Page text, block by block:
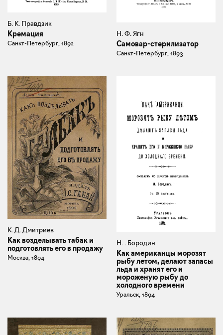
Б. К. Правдзик
Кремация
Санкт-Петербург, 1892
Н. Ф. Ягн
Самовар-стерилизатор
Санкт-Петербург, 1893
К. Д. Дмитриев
Как возделывать табак и
подготовлять его в продажу
Москва, 1894
Н. . Бородин
Как американцы морозят
рыбу летом, делают запасы
льда и хранят его и
мороженую рыбу до
холодного времени
Уральск, 1894